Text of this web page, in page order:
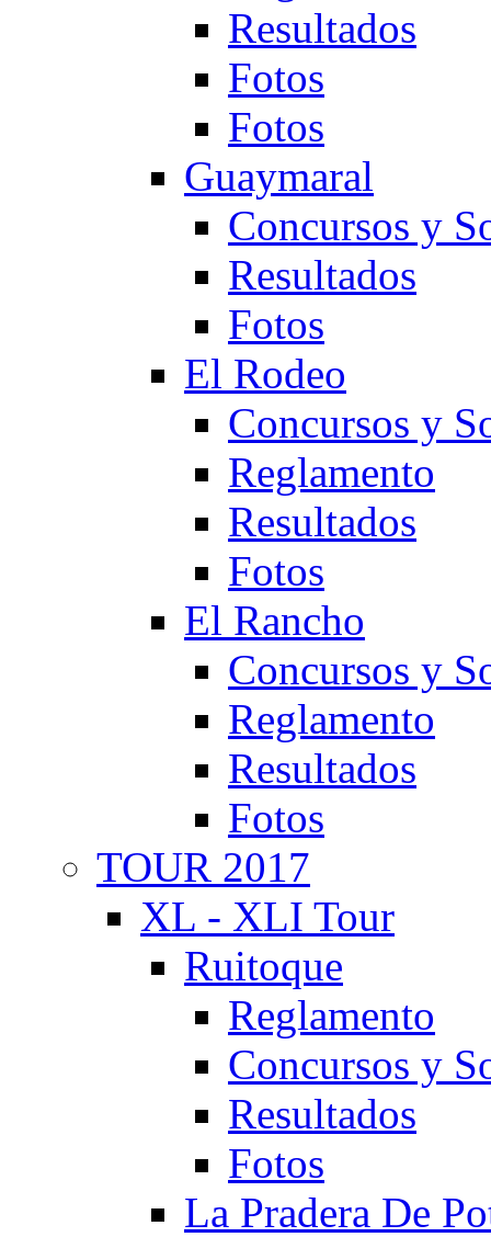
Resultados
Fotos
Fotos
Guaymaral
Concursos y
Resultados
Fotos
El Rodeo
Concursos y
Reglamento
Resultados
Fotos
El Rancho
Concursos y
Reglamento
Resultados
Fotos
TOUR 2017
XL - XLI Tour
Ruitoque
Reglamento
Concursos y
Resultados
Fotos
La Pradera De